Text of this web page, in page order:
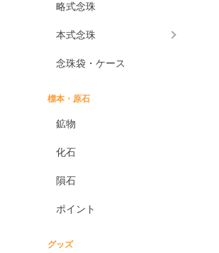
略式念珠
本式念珠
念珠袋・ケース
標本・原石
鉱物
化石
隕石
ポイント
グッズ